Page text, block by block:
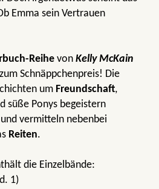
Emma sein Vertrauen
Reihe von Kelly McKain
zum Schnäppchenpreis! Die
um Freundschaft,
süße Ponys begeistern
und vermitteln nebenbei
Reiten.
die Einzelbände:
1)